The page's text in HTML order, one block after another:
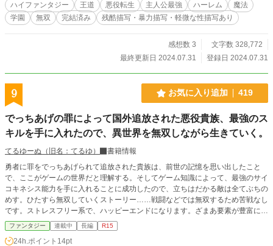
ン・アンサラー・レイシル レイシル公爵家 次男 ユーリア・レーナ・
メイヤー メイヤー侯爵家 三女 マリスタン・ジュール・ハッ
平民 出生不明 クレジアント 平民 出
生不明 メア・グロガロス・フォープレイ・ヨーダン ヨーダン王家 第一王女
ハイファンタジー 王道 悪役転生 主人公最強 ハーレム
魔法
学園
無双 完結済み 残酷描写・暴力描写・軽微な性描写あり
感想数 3
文字数 328,772
最終更新日 2024.07.31
登録日 2024.07.31
9 お気に入り追加 419
でっちあげの罪によって国外追放された悪役貴族、最強のス
キルを手に入れたので、異世界を無双しながら生きていく。
てるゆーぬ（旧名：てるゆ）
書籍情報
勇者に罪をでっちあげられて追放された貴族は、前世の記憶を思い出したこと
で、ここがゲームの世界だと理解する。そしてゲーム知識によって、最強のサイ
コキネシス能力を手に入れることに成功したので、立ちはだかる敵は全てぶちの
めす。ひたすら無双していくストーリー……戦闘などでは無双するため苦戦なし
です。ストレスフリー系で、ハッピーエンドになります。ざまあ要素が豊富にあ
り。
ファンタジー 連載中 長編 R15
24h.ポイント 14pt